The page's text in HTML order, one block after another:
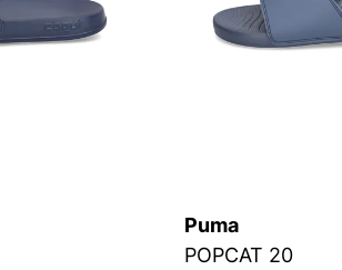
Puma
POPCAT 20